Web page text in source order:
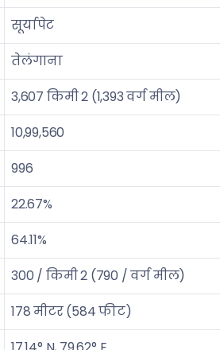
सूर्यापेट
तेलंगाना
3,607 किमी 2 (1,393 वर्ग मील)
10,99,560
996
22.67%
64.11%
300 / किमी 2 (790 / वर्ग मील)
178 मीटर (584 फीट)